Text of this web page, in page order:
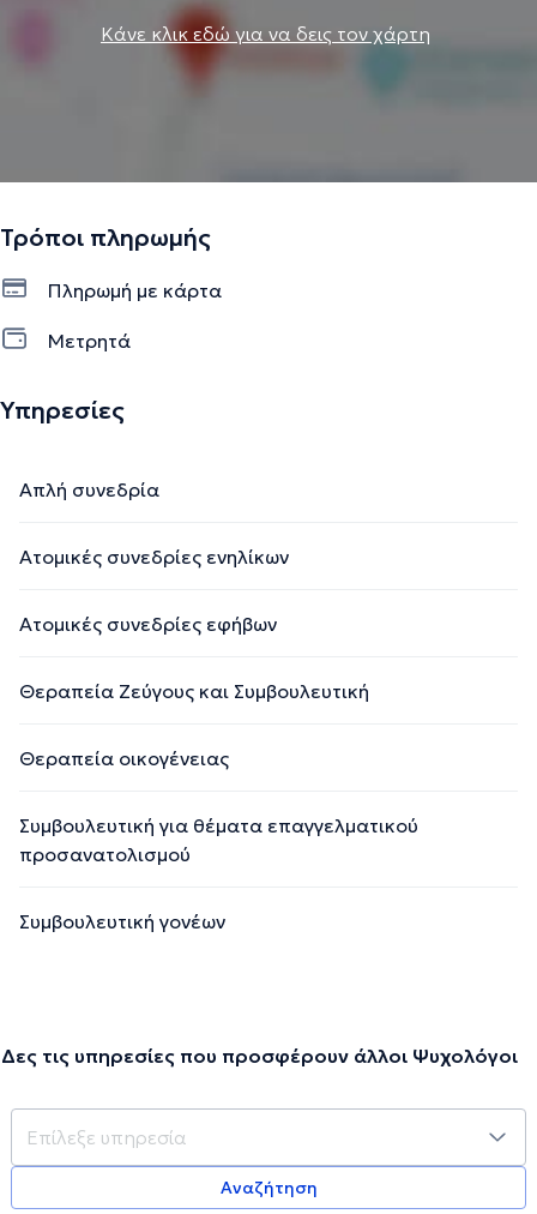
δυσκολιών που βιώνει. Η θεραπευτική σχέση ανάμεσα
στον θεραπευτή και στον θεραπευόμενο αποτελεί
αναγκαία συνθήκη για τη θεραπευτική αλλαγή.
Κάνε κλικ εδώ για να δεις τον χάρτη
Τρόποι πληρωμής
Πληρωμή με κάρτα
Μετρητά
Υπηρεσίες
Απλή συνεδρία
Ατομικές συνεδρίες ενηλίκων
Ατομικές συνεδρίες εφήβων
Θεραπεία Ζεύγους και Συμβουλευτική
Θεραπεία οικογένειας
Συμβουλευτική για θέματα επαγγελματικού
προσανατολισμού
Συμβουλευτική γονέων
Δες τις υπηρεσίες που προσφέρουν άλλοι Ψυχολόγοι
Αναζήτηση